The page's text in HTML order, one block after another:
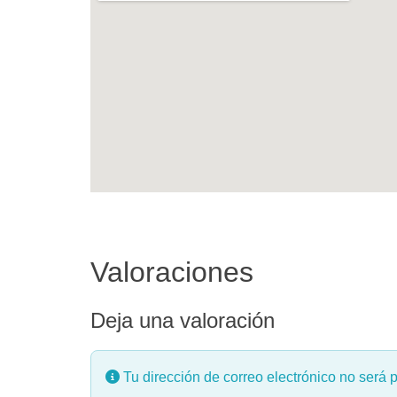
Valoraciones
Deja una valoración
Tu dirección de correo electrónico no será